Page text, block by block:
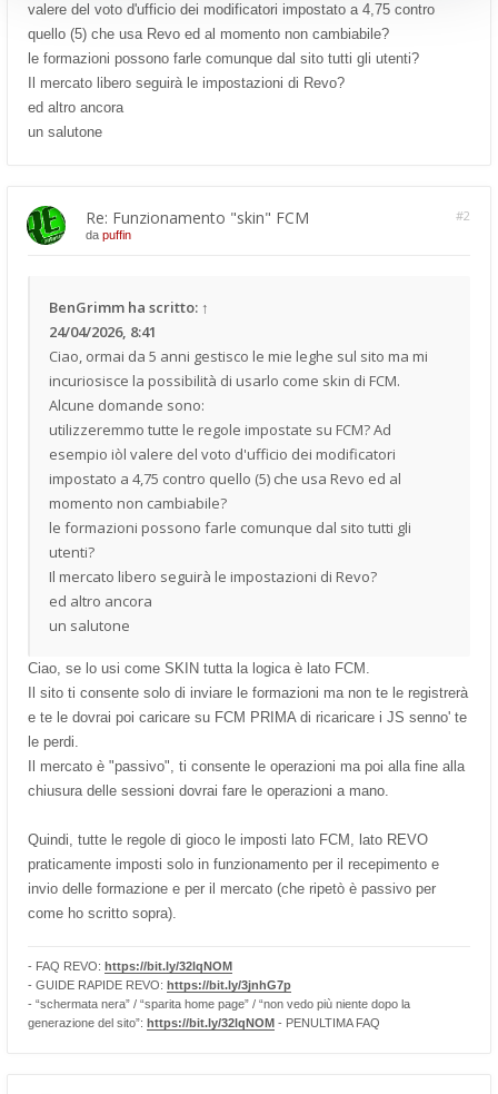
valere del voto d'ufficio dei modificatori impostato a 4,75 contro
quello (5) che usa Revo ed al momento non cambiabile?
le formazioni possono farle comunque dal sito tutti gli utenti?
Il mercato libero seguirà le impostazioni di Revo?
ed altro ancora
un salutone
Re: Funzionamento "skin" FCM #2
da puffin
BenGrimm ha scritto: ↑
24/04/2026, 8:41
Ciao, ormai da 5 anni gestisco le mie leghe sul sito ma mi
incuriosisce la possibilità di usarlo come skin di FCM.
Alcune domande sono:
utilizzeremmo tutte le regole impostate su FCM? Ad
esempio iòl valere del voto d'ufficio dei modificatori
impostato a 4,75 contro quello (5) che usa Revo ed al
momento non cambiabile?
le formazioni possono farle comunque dal sito tutti gli
utenti?
Il mercato libero seguirà le impostazioni di Revo?
ed altro ancora
un salutone
Ciao, se lo usi come SKIN tutta la logica è lato FCM.
Il sito ti consente solo di inviare le formazioni ma non te le registrerà
e te le dovrai poi caricare su FCM PRIMA di ricaricare i JS senno' te
le perdi.
Il mercato è "passivo", ti consente le operazioni ma poi alla fine alla
chiusura delle sessioni dovrai fare le operazioni a mano.
Quindi, tutte le regole di gioco le imposti lato FCM, lato REVO
praticamente imposti solo in funzionamento per il recepimento e
invio delle formazione e per il mercato (che ripetò è passivo per
come ho scritto sopra).
- FAQ REVO: https://bit.ly/32lqNOM
- GUIDE RAPIDE REVO: https://bit.ly/3jnhG7p
- “schermata nera” / “sparita home page” / “non vedo più niente dopo la
generazione del sito”: https://bit.ly/32lqNOM - PENULTIMA FAQ